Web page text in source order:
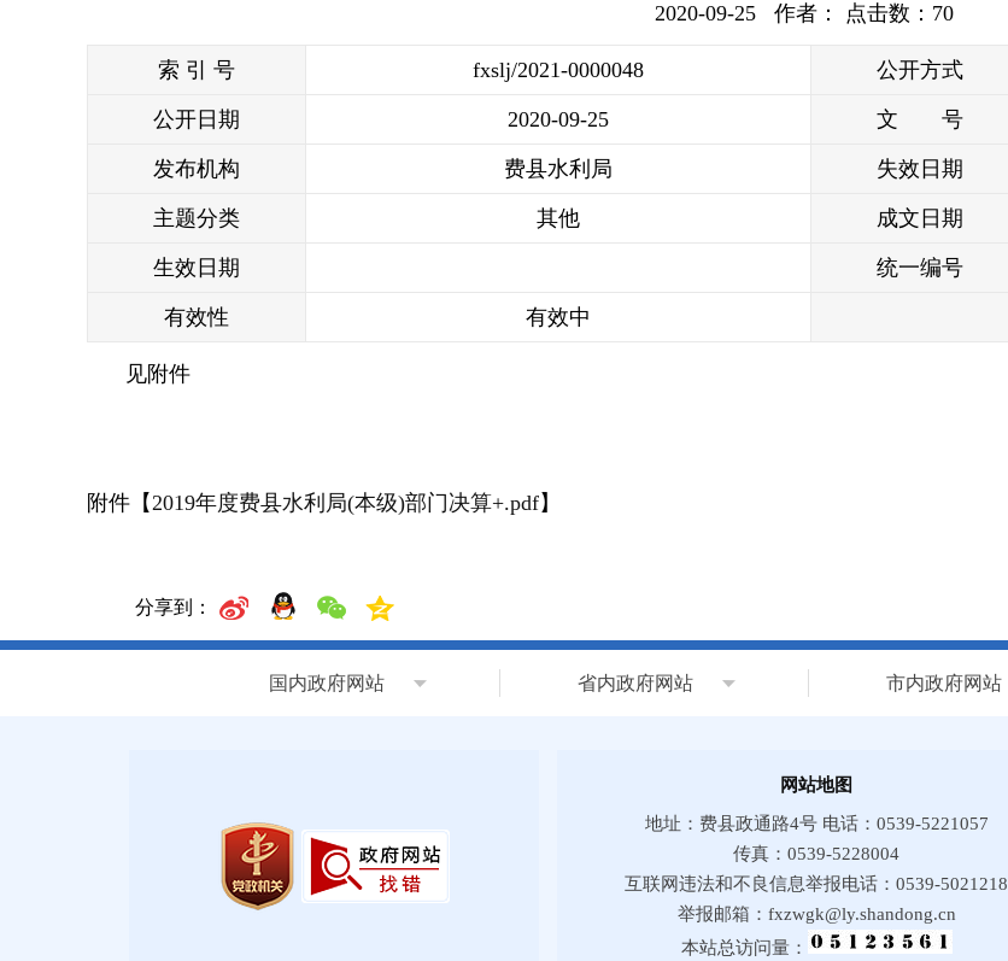
2020-09-25 作者： 点击数： 70
索 引 号 fxslj/2021-0000048 公开方式
公开日期 2020-09-25 文 号
发布机构 费县水利局 失效日期
主题分类 其他 成文日期
生效日期 统一编号
有效性 有效中
见附件
附件【2019年度费县水利局(本级)部门决算+.pdf】
分享到：
国内政府网站 省内政府网站 市内政府网站
网站地图
地址：费县政通路4号 电话：0539-5221057
传真：0539-5228004
互联网违法和不良信息举报电话：0539-5021218
举报邮箱：fxzwgk@ly.shandong.cn
本站总访问量：